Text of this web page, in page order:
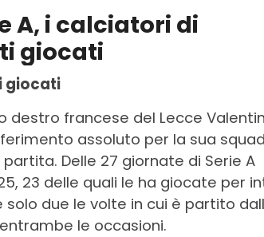
A, i calciatori di
giocati
giocati
destro francese del Lecce Valentin
assoluto per la sua
Delle 27 giornate di Serie A
23 delle quali le ha giocate per
due le volte in cui è partito
le occasioni.